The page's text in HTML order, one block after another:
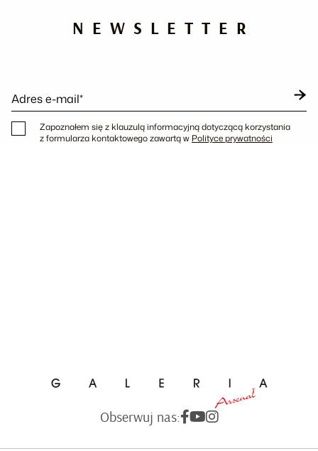
NEWSLETTER
Adres e-mail*
Zapoznałem się z klauzulą informacyjną dotyczącą korzystania
z formularza kontaktowego zawartą w Polityce prywatności
Obserwuj nas: